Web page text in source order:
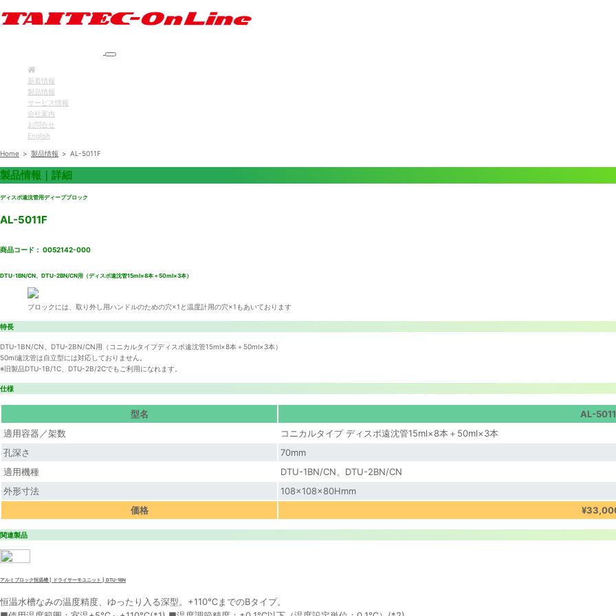
新着情報
製品情報
サービス情報
会社案内
お問合せ
English
Home > 製品情報 > AL-5011F
製品情報｜詳細
ディスポ遠沈管用ディープブロック
AL-5011F
商品コード： 0052142-000
DTU-1BN/CN、DTU-2BN/CN用（ディスポ遠沈管15ml×8本＋50ml×3本）
ブロックには、取り外し用ハンドルのための穴×1と温度計用の穴×1もあいております
特長
DTU-1BN/CN、DTU-2BN/CN用（コニカルタイプディスポ遠沈管15ml×8本＋50ml×3本）
50ml遠沈管は自立型には対応しておりません。
※旧製品DTU-1B/1C、DTU-2B/2Cでもご利用になれます。
仕様
型名
AL-
適用容器／架数
コニカルタイプ ディスポ遠沈管15ml×8本＋50ml×3本
孔深さ
70mm
適用機種
DTU-1BN/CN、DTU-2BN/CN
外形寸法
108×108×80Hmm
価格
関連製品
アルミブロック恒温槽 | ドライサーモユニット | DTU-1BN
恒温水槽なみの温度精度、ゆったり入る深型。+110℃までのBタイプ。